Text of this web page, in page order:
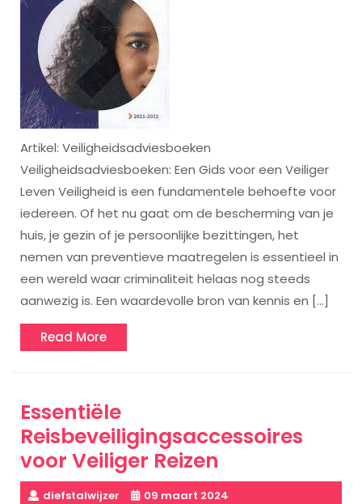
Artikel: Veiligheidsadviesboeken
Veiligheidsadviesboeken: Een Gids voor een Veiliger
Leven Veiligheid is een fundamentele behoefte voor
iedereen. Of het nu gaat om de bescherming van je
huis, je gezin of je persoonlijke bezittingen, het
nemen van preventieve maatregelen is essentieel in
een wereld waar criminaliteit helaas nog steeds
aanwezig is. Een waardevolle bron van kennis en […]
Read MoreRead
More
Essentiële
Reisbeveiligingsaccessoires
voor Veiliger Reizen
diefstalwijzer
09 maart 2024